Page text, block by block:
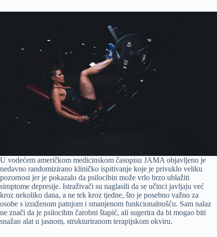
U vodećem američkom medicinskom časopisu JAMA objavljeno je
nedavno randomizirano kliničko ispitivanje koje je privuklo veliku
pozornost jer je pokazalo da psilocibin može vrlo brzo ublažiti
simptome depresije. Istraživači su naglasili da se učinci javljaju već
kroz nekoliko dana, a ne tek kroz tjedne, što je posebno važno za
osobe s izraženom patnjom i smanjenom funkcionalnošću. Sam nalaz
ne znači da je psilocibin čarobni štapić, ali sugerira da bi mogao biti
snažan alat u jasnom, strukturiranom terapijskom okviru.